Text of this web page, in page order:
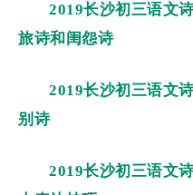
2019长沙初三语文
旅诗和闺怨诗
2019长沙初三语文
别诗
2019长沙初三语文